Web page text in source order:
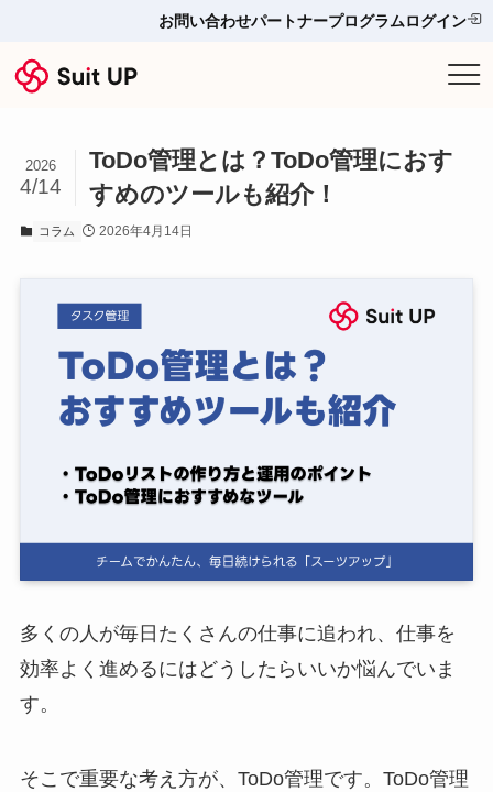
プランと料金
他ツールとの比較＆選び方
お役立ち情報
お問い合わせ
お問い合わせパートナープログラムログイン
ToDo管理とは？ToDo管理におす
すめのツールも紹介！
2026
4/14
コラム 2026年4月14日
多くの人が毎日たくさんの仕事に追われ、仕事を
効率よく進めるにはどうしたらいいか悩んでいま
す。
そこで重要な考え方が、ToDo管理です。ToDo管理